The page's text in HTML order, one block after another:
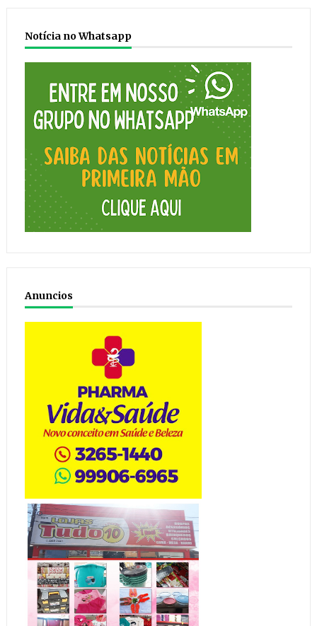
Notícia no Whatsapp
Anuncios